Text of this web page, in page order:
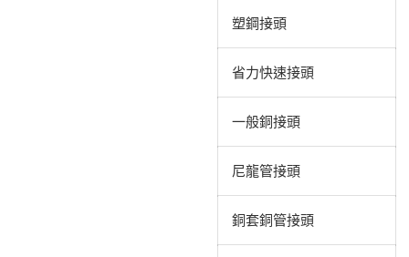
塑鋼接頭
省力快速接頭
一般銅接頭
尼龍管接頭
銅套銅管接頭